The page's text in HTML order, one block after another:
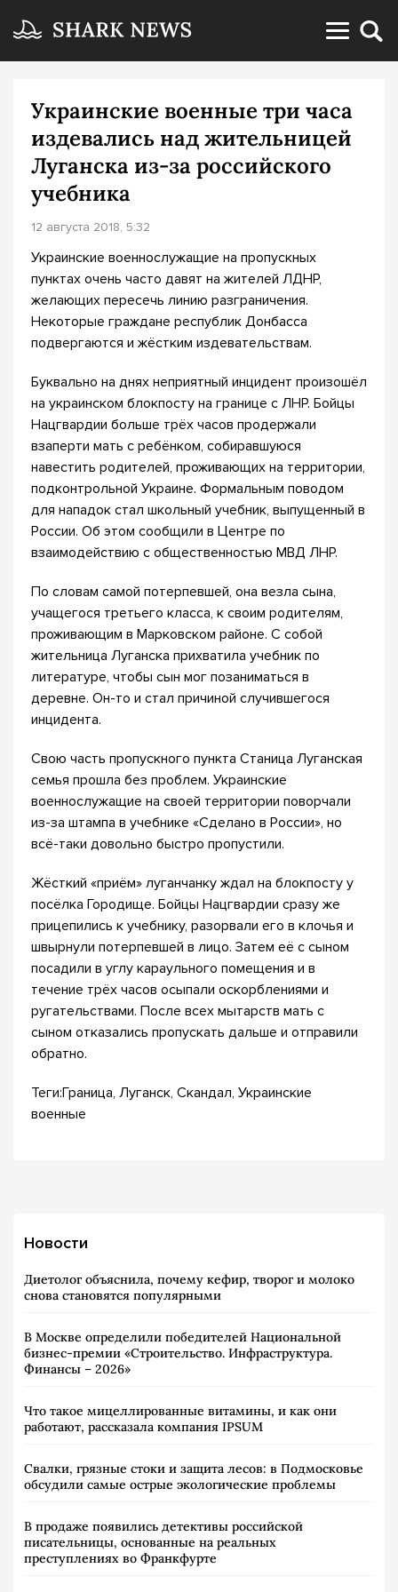
Украинские военные три часа
издевались над жительницей
Луганска из-за российского
учебника
12 августа 2018, 5:32
Украинские военнослужащие на пропускных
пунктах очень часто давят на жителей ЛДНР,
желающих пересечь линию разграничения.
Некоторые граждане республик Донбасса
подвергаются и жёстким издевательствам.
Буквально на днях неприятный инцидент произошёл
на украинском блокпосту на границе с ЛНР. Бойцы
Нацгвардии больше трёх часов продержали
взаперти мать с ребёнком, собиравшуюся
навестить родителей, проживающих на территории,
подконтрольной Украине. Формальным поводом
для нападок стал школьный учебник, выпущенный в
России. Об этом сообщили в Центре по
взаимодействию с общественностью МВД ЛНР.
По словам самой потерпевшей, она везла сына,
учащегося третьего класса, к своим родителям,
проживающим в Марковском районе. С собой
жительница Луганска прихватила учебник по
литературе, чтобы сын мог позаниматься в
деревне. Он-то и стал причиной случившегося
инцидента.
Свою часть пропускного пункта Станица Луганская
семья прошла без проблем. Украинские
военнослужащие на своей территории поворчали
из-за штампа в учебнике «Сделано в России», но
всё-таки довольно быстро пропустили.
Жёсткий «приём» луганчанку ждал на блокпосту у
посёлка Городище. Бойцы Нацгвардии сразу же
прицепились к учебнику, разорвали его в клочья и
швырнули потерпевшей в лицо. Затем её с сыном
посадили в углу караульного помещения и в
течение трёх часов осыпали оскорблениями и
ругательствами. После всех мытарств мать с
сыном отказались пропускать дальше и отправили
обратно.
Теги:Граница, Луганск, Скандал, Украинские
военные
Новости
Диетолог объяснила, почему кефир, творог и молоко
снова становятся популярными
В Москве определили победителей Национальной
бизнес-премии «Строительство. Инфраструктура.
Финансы – 2026»
Что такое мицеллированные витамины, и как они
работают, рассказала компания IPSUM
Свалки, грязные стоки и защита лесов: в Подмосковье
обсудили самые острые экологические проблемы
В продаже появились детективы российской
писательницы, основанные на реальных
преступлениях во Франкфурте